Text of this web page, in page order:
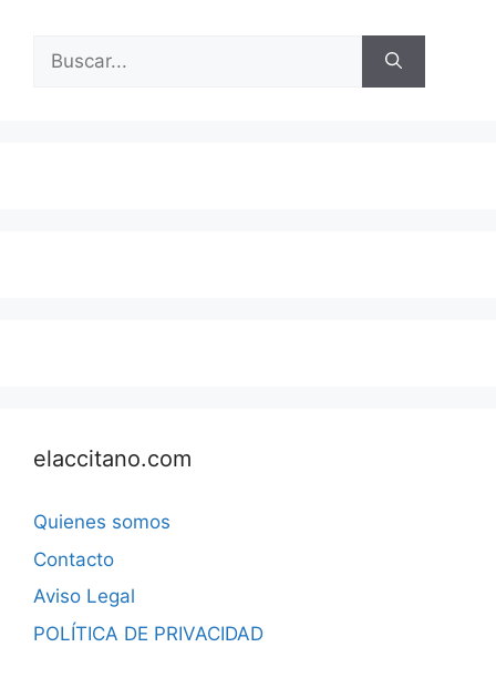
Buscar:
elaccitano.com
Quienes somos
Contacto
Aviso Legal
POLÍTICA DE PRIVACIDAD